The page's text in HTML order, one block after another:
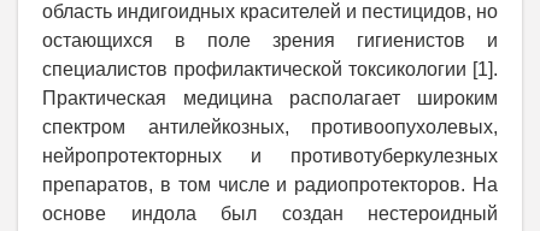
область индигоидных красителей и пестицидов, но
остающихся в поле зрения гигиенистов и
специалистов профилактической токсикологии [1].
Практическая медицина располагает широким
спектром антилейкозных, противоопухолевых,
нейропротекторных и противотуберкулезных
препаратов, в том числе и радиопротекторов. На
основе индола был создан нестероидный